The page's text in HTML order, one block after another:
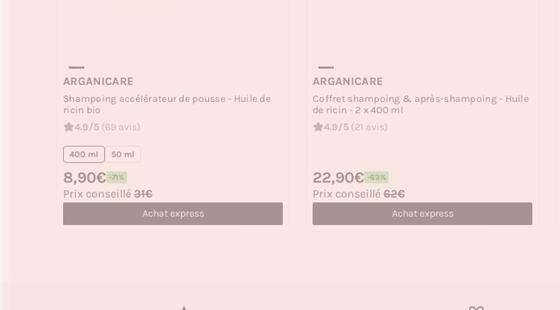
ARGANICARE
Shampoing accélérateur de pousse - Huile de
ricin bio
4.9/5 (69 avis)
400 ml 50 ml
Prix soldé
8,90€ -71%
Prix habituel
Prix conseillé 31€
Achat express
ARGANICARE
Coffret shampoing & après-shampoing - Huile
de ricin - 2 x 400 ml
4.9/5 (21 avis)
Prix soldé
22,90€ -63%
Prix habituel
Prix conseillé 62€
Achat express